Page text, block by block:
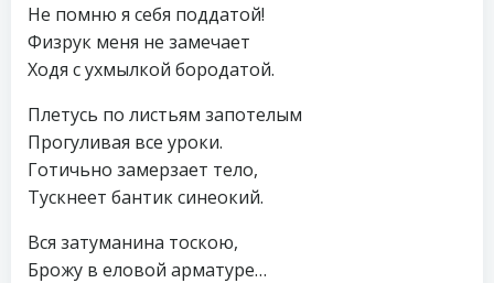
Не помню я себя поддатой!
Физрук меня не замечает
Ходя с ухмылкой бородатой.
Плетусь по листьям запотелым
Прогуливая все уроки.
Готичьно замерзает тело,
Тускнеет бантик синеокий.
Вся затуманина тоскою,
Брожу в еловой арматуре…